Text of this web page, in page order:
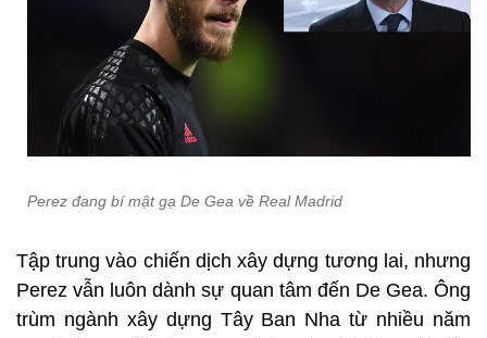
Perez đang bí mật gạ De Gea về Real Madrid
Tập trung vào chiến dịch xây dựng tương lai, nhưng
Perez vẫn luôn dành sự quan tâm đến De Gea. Ông
trùm ngành xây dựng Tây Ban Nha từ nhiều năm